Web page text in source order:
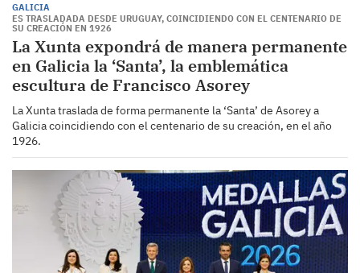
GALICIA
ES TRASLADADA DESDE URUGUAY, COINCIDIENDO CON EL CENTENARIO DE
SU CREACIÓN EN 1926
La Xunta expondrá de manera permanente
en Galicia la ‘Santa’, la emblemática
escultura de Francisco Asorey
La Xunta traslada de forma permanente la ‘Santa’ de Asorey a
Galicia coincidiendo con el centenario de su creación, en el año
1926.